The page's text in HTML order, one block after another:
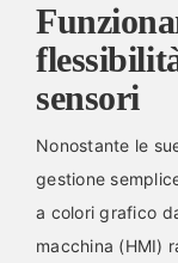
sensori
Nonostante le
gestione
a colori grafico
macchina (HMI)